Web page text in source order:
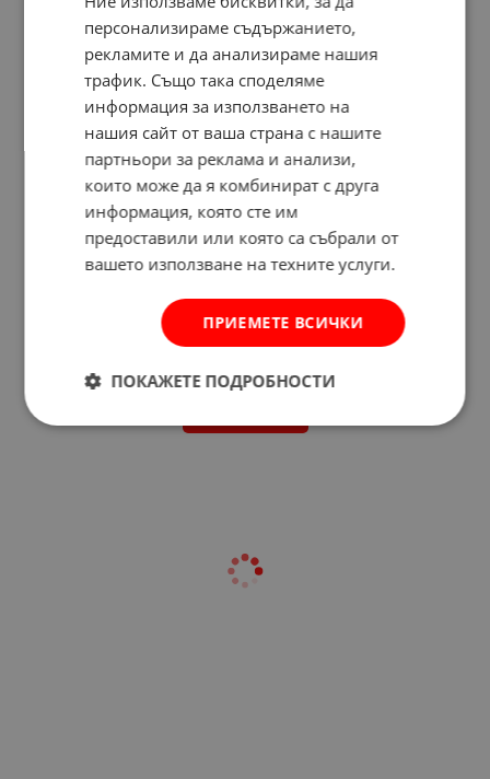
персонализираме съдържанието,
рекламите и да анализираме нашия
трафик. Също така споделяме
информация за използването на
нашия сайт от ваша страна с нашите
партньори за реклама и анализи,
които може да я комбинират с друга
информация, която сте им
предоставили или която са събрали от
вашето използване на техните услуги.
ПРИЕМЕТЕ ВСИЧКИ
ПОКАЖЕТЕ ПОДРОБНОСТИ